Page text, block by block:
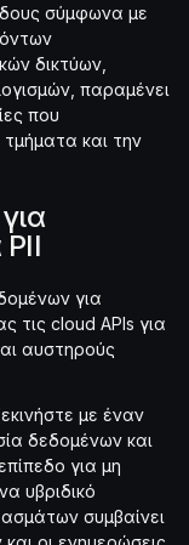
σύμφωνα με
δικτύων,
παραμένει
που
και την
για
τις cloud APIs για
αυστηρούς
με έναν
δεδομένων και
για μη
υβριδικό
συμβαίνει